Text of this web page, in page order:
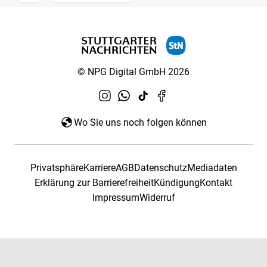
© NPG Digital GmbH 2026
Wo Sie uns noch folgen können
PrivatsphäreKarriereAGBDatenschutzMediadaten
Erklärung zur BarrierefreiheitKündigungKontakt
ImpressumWiderruf